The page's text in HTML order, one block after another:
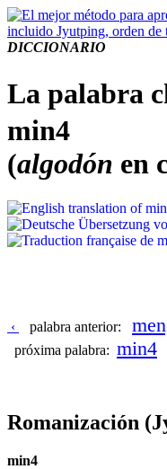
DICCIONARIO
La palabra
min4
(algodón en
‹ palabra anterior:
próxima palabra: min4
Romanización
min4